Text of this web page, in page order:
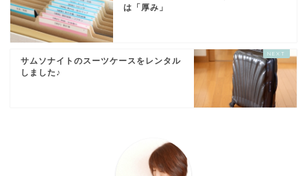
は「厚み」
サムソナイトのスーツケースをレンタル
しました♪